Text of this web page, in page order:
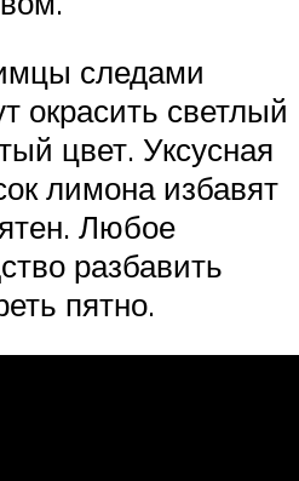
следами
окрасить светлый
цвет. Уксусная
лимона избавят
Любое
разбавить
пятно.